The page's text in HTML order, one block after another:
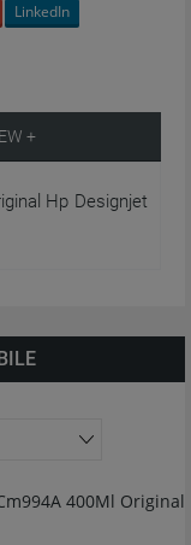
LinkedIn
+
Hp Designjet
400Ml Original